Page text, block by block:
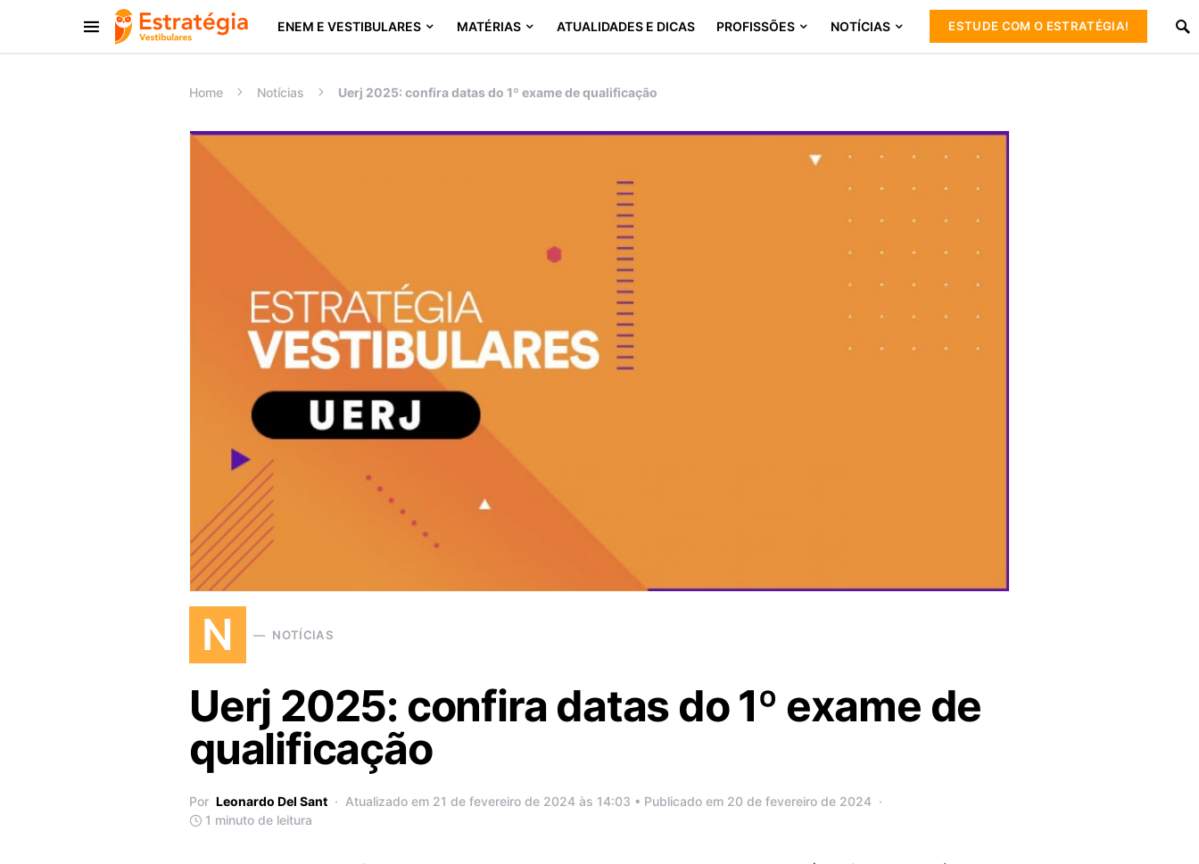
ENEM E VESTIBULARES MATÉRIAS ATUALIDADES E DICAS PROFISSÕES NOTÍCIAS ESTUDE COM O ESTRATÉGIA!
Procurar:
Home Notícias Uerj 2025: confira datas do 1º exame de qualificação
N NOTÍCIAS
Uerj 2025: confira datas do 1º exame de
qualificação
Por Leonardo Del Sant
Atualizado em 21 de fevereiro de 2024 às 14:03 • Publicado em 20 de fevereiro de 2024
1 minuto de leitura